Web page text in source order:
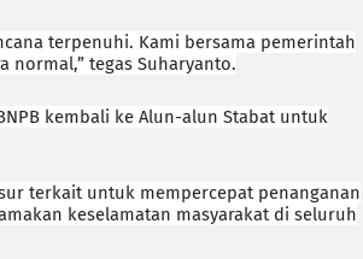
terpenuhi. Kami bersama pemerintah
normal,” tegas Suharyanto.
kembali ke Alun-alun Stabat untuk
terkait untuk mempercepat penanganan
keselamatan masyarakat di seluruh